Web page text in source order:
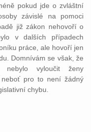
pokud jde o zvláštní
závislé na pomoci
již zákon nehovoří o
v dalších případech
práce, ale hovoří jen
Domnívám se však, že
nebylo vyloučit ženy
neboť pro to není žádný
chybu.